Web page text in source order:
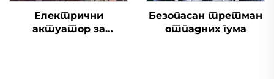
Електрични
актуатор за
Безопасан третман
отпадних гума